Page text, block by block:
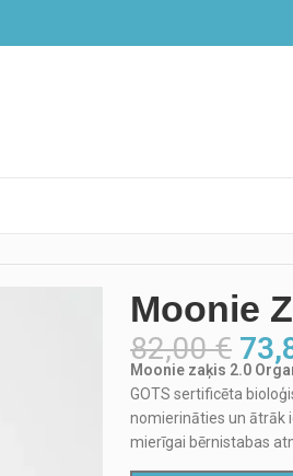
Moonie
82,00€
Moonie zaķis 2.0
GOTS sertificēta
nomierināties un ātrāk
mierīgai bērnistabas